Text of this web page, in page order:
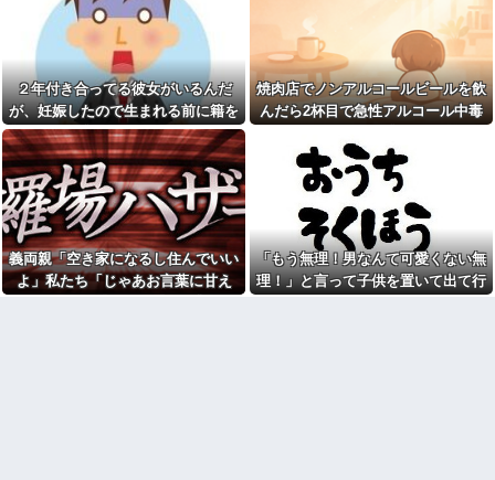
彼女「他の男性に誘われちゃ
った」俺「それ言って何がした
いの？」→何度も試されるたび
気持ちが冷めていって…
【後編】俺の娘の結婚が破談
に。だが彼氏は「2000万の土
地」を購入。こじれた二人は想
像以上の修羅場に
NTTから見に覚えのない請求
書がきた。無視しようと思って
いたら、とんでもない事実が判
明して…
【悲報】Z世代「なんでセルフ
レジなのに自分で商品通さない
といけないんだ」
祭りって謎だよな、誰が神輿
担いでるの？屋台出店してる奴
【正論】今の20代「タモリっ
ておもしろくないじゃん。笑っ
たことないんだけど、なにがす
ごいの？」他
彼女と同棲初めたら家に物が5
倍くらい増えてストレスヤバ
けど全部埋めやがった
【悲報】警察に射殺された包
丁男、直前に母を亡くし精神的
ショックを受けていたと判明
里帰り出産した嫁が実家から
帰ってこないので離婚要求。す
ると義父がブチギレた
旦那の同僚女が旦那の元カ
ノ。なのにしょっちゅうペアで
２年付き合ってる彼女がいるんだ
が、妊娠したので生まれる前に籍を
入れたいと言われた。俺は種がほぼ
無いはずなのに...
焼肉店でノンアルコールビールを飲
んだら2杯目で急性アルコール中毒
き込む騒ぎに…
義両親「空き家になるし住んでいい
よ」私たち「じゃあお言葉に甘え
「もう無理！男なんて可愛くない無
理！」と言って子供を置いて出て行